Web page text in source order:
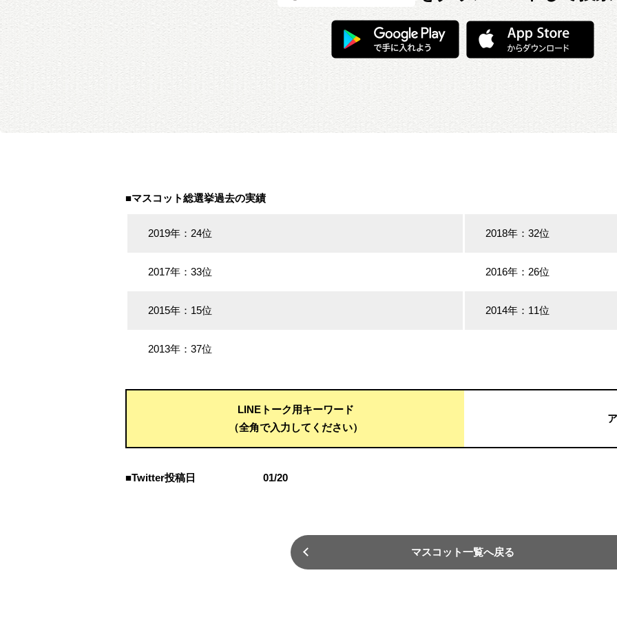
■マスコット総選挙過去の実績
2019年：24位 2018年：32位
2017年：33位 2016年：26位
2015年：15位 2014年：11位
2013年：37位
LINEトーク用キーワード
（全角で入力してください）
■Twitter投稿日 01/20
マスコット一覧へ戻る